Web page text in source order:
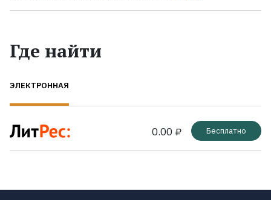
Где найти
ЭЛЕКТРОННАЯ
0.00 ₽ Бесплатно